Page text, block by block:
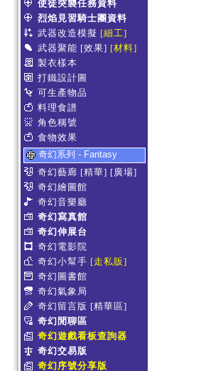
使徒突襲任務資料
烈焰見習騎士團資料
武器改造模擬 [細工]
武器聚能 [效果] [材料]
製衣樣本
打鐵設計圖
可生產物品
料理食譜
角色稱號
食物效果
奇幻系列 - Fantasy
奇幻藝廊 [精華] [廣場]
奇幻繪圖館
奇幻音樂廳
奇幻寫真館
奇幻伸展台
奇幻電影院
奇幻小幫手 [走私販]
奇幻圖書館
奇幻氣象局
奇幻留言版 [精華區]
奇幻閒聊區
奇幻遊戲看板查詢器
奇幻交易版
奇幻序號分享版